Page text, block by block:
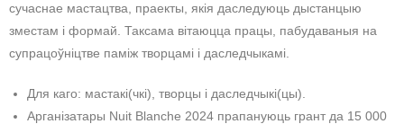
сучаснае мастацтва, праекты, якія даследуюць дыстанцыю
зместам і формай. Таксама вітаюцца працы, пабудаваныя на
супрацоўніцтве паміж творцамі і даследчыкамі.
Для каго: мастакі(чкі), творцы і даследчыкі(цы).
Арганізатары Nuit Blanche 2024 прапануюць грант да 15 000